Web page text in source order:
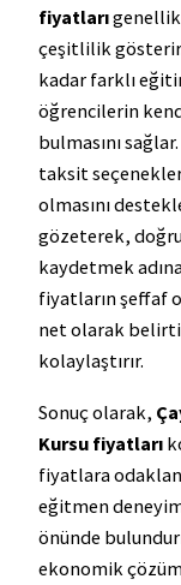
fiyatları
çeşitlilik
kadar farklı
öğrencilerin
bulmasını
taksit
olmasını
gözeterek,
kaydetmek
fiyatların şeffaf
net olarak
kolaylaştırır.
Sonuç olarak,
Kursu fiyatları
fiyatlara
eğitmen
önünde
ekonomik